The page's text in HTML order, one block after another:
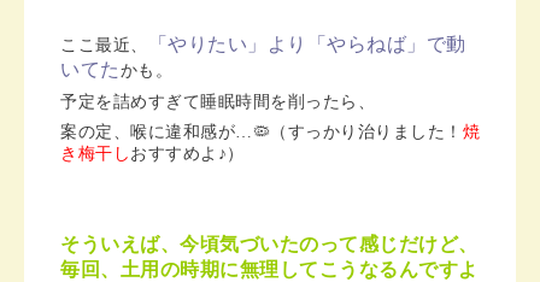
ここ最近、
「やりたい」より「やらねば」で動
いてた かも。
予定を詰めすぎて睡眠時間を削ったら、
案の定、喉に違和感が…🦠（すっかり治りました！ 焼
き梅干し おすすめよ♪）
そういえば、今頃気づいたのって感じだけど、
毎回、土用の時期に無理してこうなるんですよ